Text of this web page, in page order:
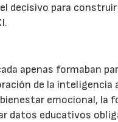
decisivo para
apenas formaban
de la inteligencia
emocional, la
datos educativos